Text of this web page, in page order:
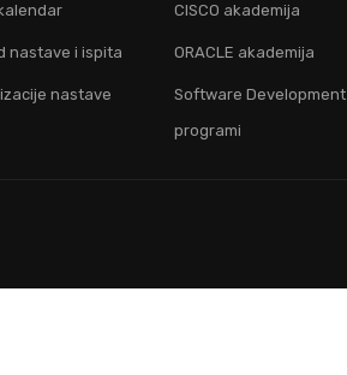
nastave i ispita
nastave
CISCO akademija
ORACLE akademija
Software Development
programi